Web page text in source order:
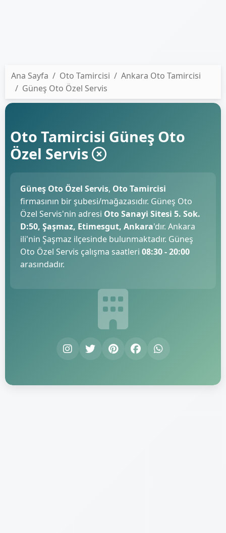
Ana Sayfa Oto Tamircisi
Ankara Oto Tamircisi
Güneş Oto Özel Servis
Oto Tamircisi Güneş Oto
Özel Servis
Güneş Oto Özel Servis, Oto Tamircisi
firmasının bir şubesi/mağazasıdır. Güneş Oto
Özel Servis'nin adresi Oto Sanayi Sitesi 5. Sok.
D:50, Şaşmaz, Etimesgut, Ankara'dır. Ankara
ili'nin Şaşmaz ilçesinde bulunmaktadır. Güneş
Oto Özel Servis çalışma saatleri 08:30 - 20:00
arasındadır.